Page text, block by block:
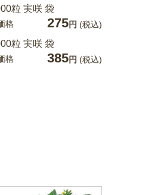
粒 実咲 袋
格 275円 (税込)
粒 実咲 袋
格 385円 (税込)